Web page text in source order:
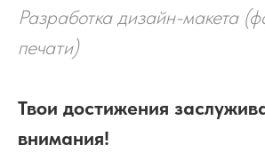
Разработка дизайн-макета
печати)
Твои достижения
внимания!